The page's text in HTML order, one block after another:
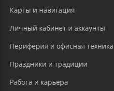
Карты и навигация
Личный кабинет и аккаунты
Периферия и офисная техника
Праздники и традиции
Работа и карьера